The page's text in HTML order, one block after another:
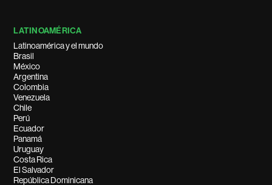
LATINOAMÉRICA
Latinoamérica y el mundo
Brasil
México
Argentina
Colombia
Venezuela
Chile
Perú
Ecuador
Panamá
Uruguay
Costa Rica
El Salvador
República Dominicana